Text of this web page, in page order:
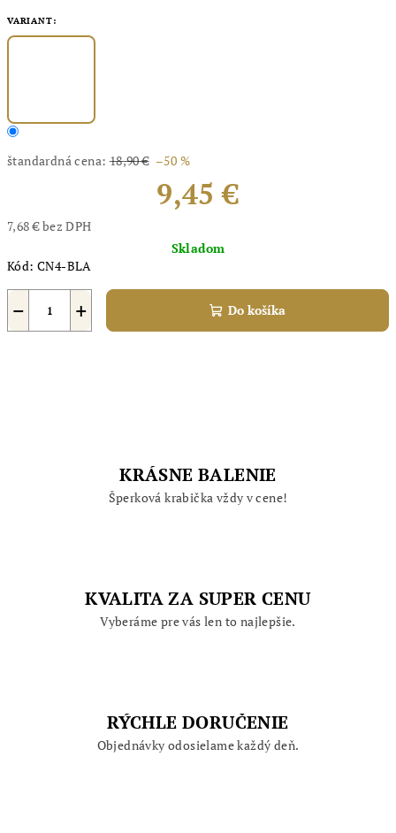
VARIANT:
štandardná cena: 18,90 € –50 %
9,45 €
7,68 € bez DPH
cena:
Skladom
Kód: CN4-BLA
+
− Do košíka
KRÁSNE BALENIE
Šperková krabička vždy v cene!
KVALITA ZA SUPER CENU
Vyberáme pre vás len to najlepšie.
RÝCHLE DORUČENIE
Objednávky odosielame každý deň.